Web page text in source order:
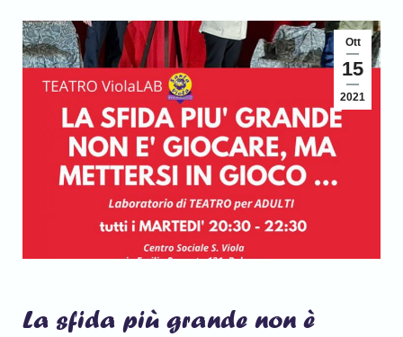
Ott
15
2021
La sfida più grande non è